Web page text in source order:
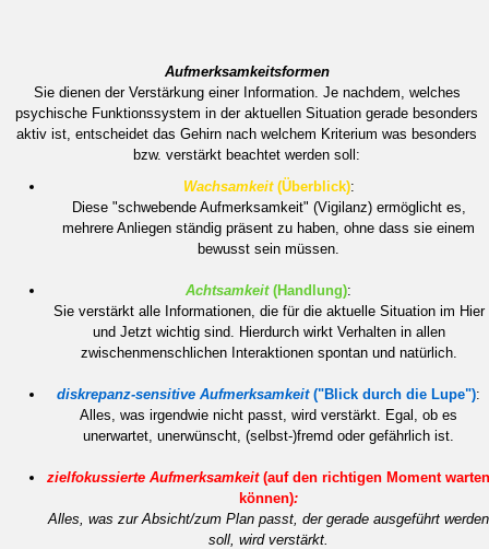
Aufmerksamkeitsformen
Sie dienen der Verstärkung einer Information. Je nachdem, welches
psychische Funktionssystem in der aktuellen Situation gerade besonders
aktiv ist, entscheidet das Gehirn nach welchem Kriterium was besonders
bzw. verstärkt beachtet werden soll:
Wachsamkeit(Überblick):
Diese "schwebende Aufmerksamkeit" (Vigilanz) ermöglicht es,
mehrere Anliegen ständig präsent zu haben, ohne dass sie einem
bewusst sein müssen.
Achtsamkeit(Handlung):
Sie verstärkt alle Informationen, die für die aktuelle Situation im Hier
und Jetzt wichtig sind. Hierdurch wirkt Verhalten in allen
zwischenmenschlichen Interaktionen spontan und natürlich.
diskrepanz-sensitive Aufmerksamkeit ("Blick durch die Lupe"):
Alles, was irgendwie nicht passt, wird verstärkt. Egal, ob es
unerwartet, unerwünscht, (selbst-)fremd oder gefährlich ist.
zielfokussierte Aufmerksamkeit (auf den richtigen Moment warten
können):
Alles, was zur Absicht/zum Plan passt, der gerade ausgeführt werden
soll, wird verstärkt.